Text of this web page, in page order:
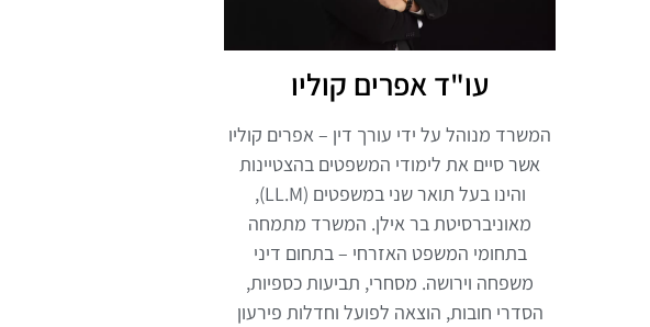
עו"ד אפרים קוליו
המשרד מנוהל על ידי עורך דין – אפרים קוליו
אשר סיים את לימודי המשפטים בהצטיינות
והינו בעל תואר שני במשפטים (LL.M),
מאוניברסיטת בר אילן. המשרד מתמחה
בתחומי המשפט האזרחי – בתחום דיני
משפחה וירושה. מסחרי, תביעות כספיות,
הסדרי חובות, הוצאה לפועל וחדלות פירעון